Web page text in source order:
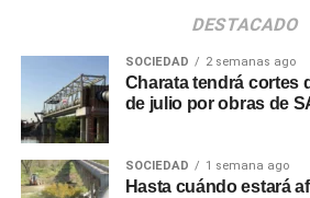
DESTACADO
SOCIEDAD 2 semanas ago
Charata tendrá cortes
de julio por obras de
SOCIEDAD 1 semana ago
Hasta cuándo estará